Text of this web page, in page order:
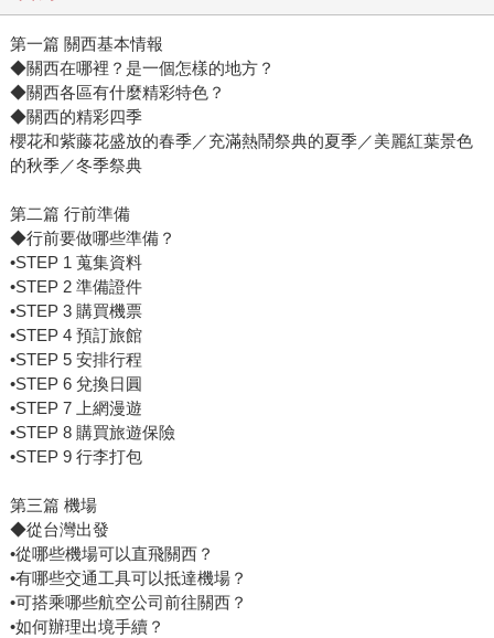
第一篇 關西基本情報
◆關西在哪裡？是一個怎樣的地方？
◆關西各區有什麼精彩特色？
◆關西的精彩四季
櫻花和紫藤花盛放的春季／充滿熱鬧祭典的夏季／美麗紅葉景色
的秋季／冬季祭典
第二篇 行前準備
◆行前要做哪些準備？
•STEP 1 蒐集資料
•STEP 2 準備證件
•STEP 3 購買機票
•STEP 4 預訂旅館
•STEP 5 安排行程
•STEP 6 兌換日圓
•STEP 7 上網漫遊
•STEP 8 購買旅遊保險
•STEP 9 行李打包
第三篇 機場
◆從台灣出發
•從哪些機場可以直飛關西？
•有哪些交通工具可以抵達機場？
•可搭乘哪些航空公司前往關西？
•如何辦理出境手續？